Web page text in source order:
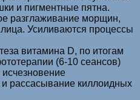
и пигментные пятна.
разглаживание морщин,
Усиливаются процессы
витамина D, по итогам
(6-10 сеансов)
и рассасывание киллоидных